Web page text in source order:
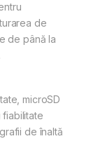
de
de până la
microSD
de înaltă